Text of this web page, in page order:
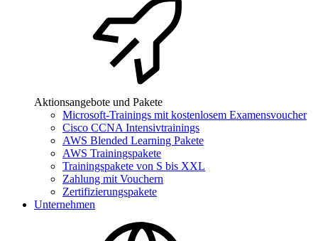
Aktionsangebote und Pakete
Microsoft-Trainings mit kostenlosem Examensvoucher
Cisco CCNA Intensivtrainings
AWS Blended Learning Pakete
AWS Trainingspakete
Trainingspakete von S bis XXL
Zahlung mit Vouchern
Zertifizierungspakete
Unternehmen